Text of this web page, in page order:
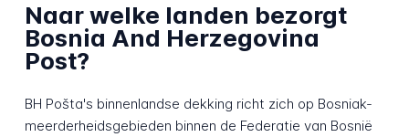
Naar welke landen bezorgt
Bosnia And Herzegovina
Post?
BH Pošta's binnenlandse dekking richt zich op Bosniak-
meerderheidsgebieden binnen de Federatie van Bosnië